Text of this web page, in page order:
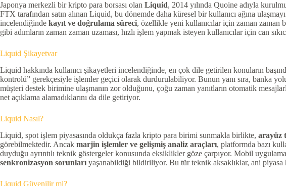
Japonya merkezli bir kripto para borsası olan Liquid, 2014 yılında Quoine adıyla
FTX tarafından satın alınan Liquid, bu dönemde daha küresel bir kullanıcı ağına
incelendiğinde kayıt ve doğrulama süreci, özellikle yeni kullanıcılar için zaman zaman
gibi adımların zaman zaman uzaması, hızlı işlem yapmak isteyen kullanıcılar için can
Liquid Şikayetvar
Liquid hakkında kullanıcı şikayetleri incelendiğinde, en çok dile getirilen konuların
kontrolü” gerekçesiyle işlemler geçici olarak durdurulabiliyor. Bunun yanı sıra, banka
müşteri destek birimine ulaşmanın zor olduğunu, çoğu zaman yanıtların otomatik
net açıklama alamadıklarını da dile getiriyor.
Liquid Nasıl?
Liquid, spot işlem piyasasında oldukça fazla kripto para birimi sunmakla birlikte, arayüz
görebilmektedir. Ancak marjin işlemler ve gelişmiş analiz araçları, platformda bazı
duyduğu ayrıntılı teknik göstergeler konusunda eksiklikler göze çarpıyor. Mobil
senkronizasyon sorunları yaşanabildiği bildiriliyor. Bu tür teknik aksaklıklar, ani
Liquid Güvenilir mi?